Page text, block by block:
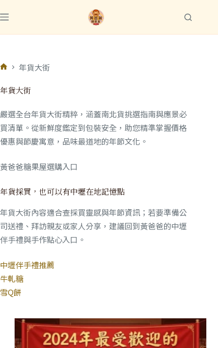
年貨大街
年貨大街
嚴選全台年貨大街精粹，涵蓋南北貨挑選指南與應景必
買清單。從新鮮度鑑定到包裝安全，助您精準掌握價格
優惠與節慶寓意，品味最道地的年節文化。
黃爸爸糖果屋選購入口
年貨採買，也可以有中壢在地記憶點
年貨大街內容適合查採買靈感與年節資訊；若要準備公
司送禮、拜訪親友或家人分享，建議回到黃爸爸的中壢
伴手禮與手作點心入口。
中壢伴手禮推薦
牛軋糖
雪Q餅